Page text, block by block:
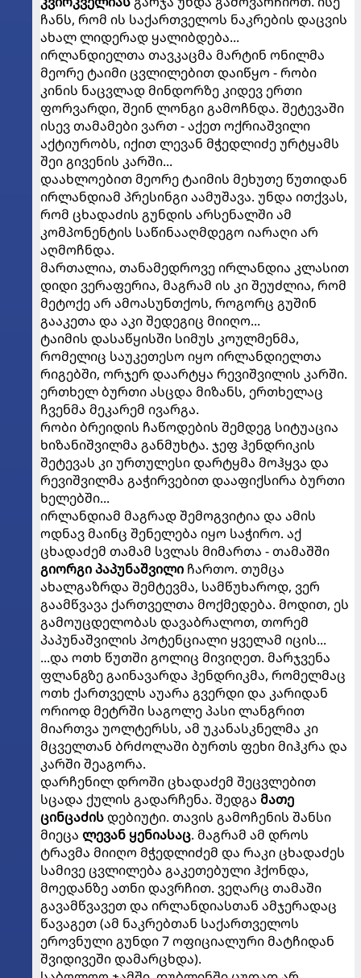
ჩანს, რომ ის საქართველოს ნაკრების დაცვის
ახალ ლიდერად ყალიბდება...
ირლანდიელთა თავკაცმა მარტინ ონილმა
მეორე ტაიმი ცვლილებით დაიწყო - რობი
კინის ნაცვლად მინდორზე კიდევ ერთი
ფორვარდი, შეინ ლონგი გამოჩნდა. შეტევაში
ისევ თამამები ვართ - აქეთ ოქრიაშვილი
აქტიურობს, იქით ლევან მჭედლიძე ურტყამს
შეი გივენის კარში...
დაახლოებით მეორე ტაიმის მეხუთე წუთიდან
ირლანდიამ პრესინგი აამუშავა. უნდა ითქვას,
რომ ცხადაძის გუნდის არსენალში ამ
კომპონენტის საწინააღმდეგო იარაღი არ
აღმოჩნდა.
მართალია, თანამედროვე ირლანდია კლასით
დიდი ვერაფერია, მაგრამ ის კი შეუძლია, რომ
მეტოქე არ ამოასუნთქოს, როგორც გუშინ
გააკეთა და აკი შედეგიც მიიღო...
ტაიმის დასაწყისში სიმუს კოულმენმა,
რომელიც საუკეთესო იყო ირლანდიელთა
რიგებში, ორჯერ დაარტყა რევიშვილის კარში.
ერთხელ ბურთი ასცდა მიზანს, ერთხელაც
ჩვენმა მეკარემ ივარგა.
რობი ბრეიდის ჩაწოდების შემდეგ სიტუაცია
ხიზანიშვილმა განმუხტა. ჯეფ ჰენდრიკის
შეტევას კი ურთულესი დარტყმა მოჰყვა და
რევიშვილმა გაჭირვებით დააფიქსირა ბურთი
ხელებში...
ირლანდიამ მაგრად შემოგვიტია და ამის
ოდნავ მაინც შენელება იყო საჭირო. აქ
ცხადაძემ თამამ სვლას მიმართა - თამაშში
გიორგი პაპუნაშვილი ჩართო. თუმცა
ახალგაზრდა შემტევმა, სამწუხაროდ, ვერ
გაამწვავა ქართველთა მოქმედება. მოდით, ეს
გამოუცდელობას დავაბრალოთ, თორემ
პაპუნაშვილის პოტენციალი ყველამ იცის...
...და ოთხ წუთში გოლიც მივიღეთ. მარჯვენა
ფლანგზე გაინავარდა ჰენდრიკმა, რომელმაც
ოთხ ქართველს აუარა გვერდი და კარიდან
ორიოდ მეტრში საგოლე პასი ლანგრით
მიართვა უოლტერსს, ამ უკანასკნელმა კი
მცველთან ბრძოლაში ბურთს ფეხი მიჰკრა და
კარში შეაგორა.
დარჩენილ დროში ცხადაძემ შეცვლებით
სცადა ქულის გადარჩენა. შედგა მათე
ცინცაძისდებიუტი. თავის გამოჩენის შანსი
მიეცა ლევან ყენიასაც. მაგრამ ამ დროს
ტრავმა მიიღო მჭედლიძემ და რაკი ცხადაძეს
სამივე ცვლილება გაკეთებული ჰქონდა,
მოედანზე ათნი დავრჩით. ვეღარც თამაში
გავამწვავეთ და ირლანდიასთან ამჯერადაც
წავაგეთ (ამ ნაკრებთან საქართველოს
ეროვნული გუნდი 7 ოფიციალური მატჩიდან
შვიდივეში დამარცხდა).